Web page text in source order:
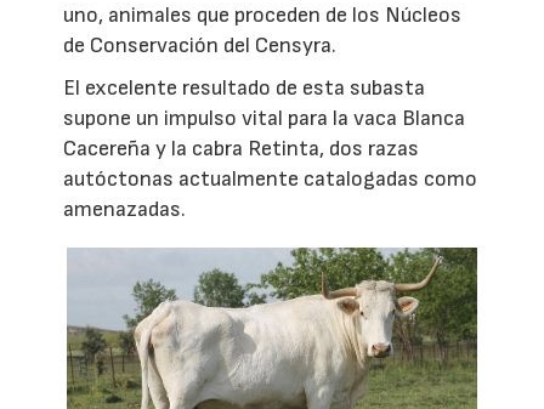
uno, animales que proceden de los Núcleos
de Conservación del Censyra.
El excelente resultado de esta subasta
supone un impulso vital para la vaca Blanca
Cacereña y la cabra Retinta, dos razas
autóctonas actualmente catalogadas como
amenazadas.